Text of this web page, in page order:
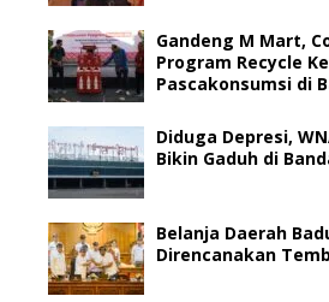
Gandeng M Mart,
Program Recycle
Pascakonsumsi di
Diduga Depresi,
Bikin Gaduh di
Belanja Daerah
Direncanakan